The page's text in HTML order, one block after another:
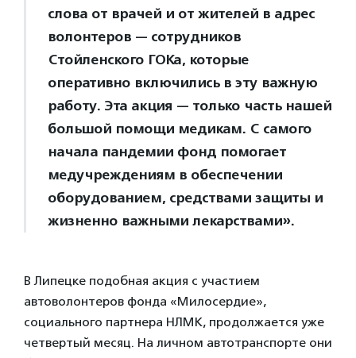
слова от врачей и от жителей в адрес
волонтеров — сотрудников
Стойленского ГОКа, которые
оперативно включились в эту важную
работу. Эта акция — только часть нашей
большой помощи медикам. С самого
начала пандемии фонд помогает
медучреждениям в обеспечении
оборудованием, средствами защиты и
жизненно важными лекарствами».
В Липецке подобная акция с участием
автоволонтеров фонда «Милосердие»,
социального партнера НЛМК, продолжается уже
четвертый месяц. На личном автотранспорте они